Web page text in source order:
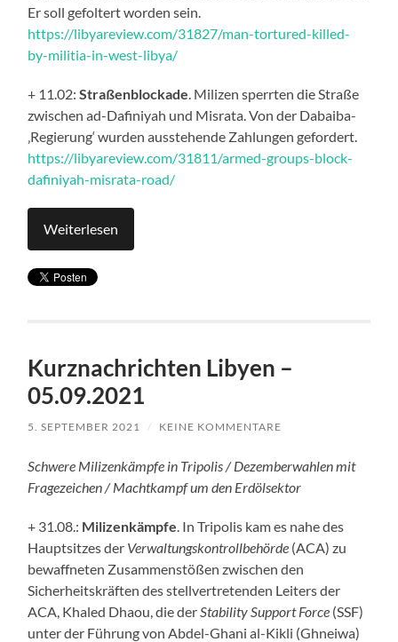
Er soll gefoltert worden sein.
https://libyareview.com/31827/man-tortured-killed-
by-militia-in-west-libya/
+ 11.02:Straßenblockade . Milizen sperrten die Straße
zwischen ad-Dafiniyah und Misrata. Von der Dabaiba-
‚Regierung‘ wurden ausstehende Zahlungen gefordert.
https://libyareview.com/31811/armed-groups-block-
dafiniyah-misrata-road/
Weiterlesen
Kurznachrichten Libyen –
05.09.2021
5. SEPTEMBER 2021 / KEINE KOMMENTARE
Schwere Milizenkämpfe in Tripolis / Dezemberwahlen mit
Fragezeichen / Machtkampf um den Erdölsektor
+ 31.08.: Milizenkämpfe . In Tripolis kam es nahe des
Hauptsitzes der Verwaltungskontrollbehörde (ACA) zu
bewaffneten Zusammenstößen zwischen den
Sicherheitskräften des stellvertretenden Leiters der
ACA, Khaled Dhaou, die der Stability Support Force (SSF)
unter der Führung von Abdel-Ghani al-Kikli (Ghneiwa)